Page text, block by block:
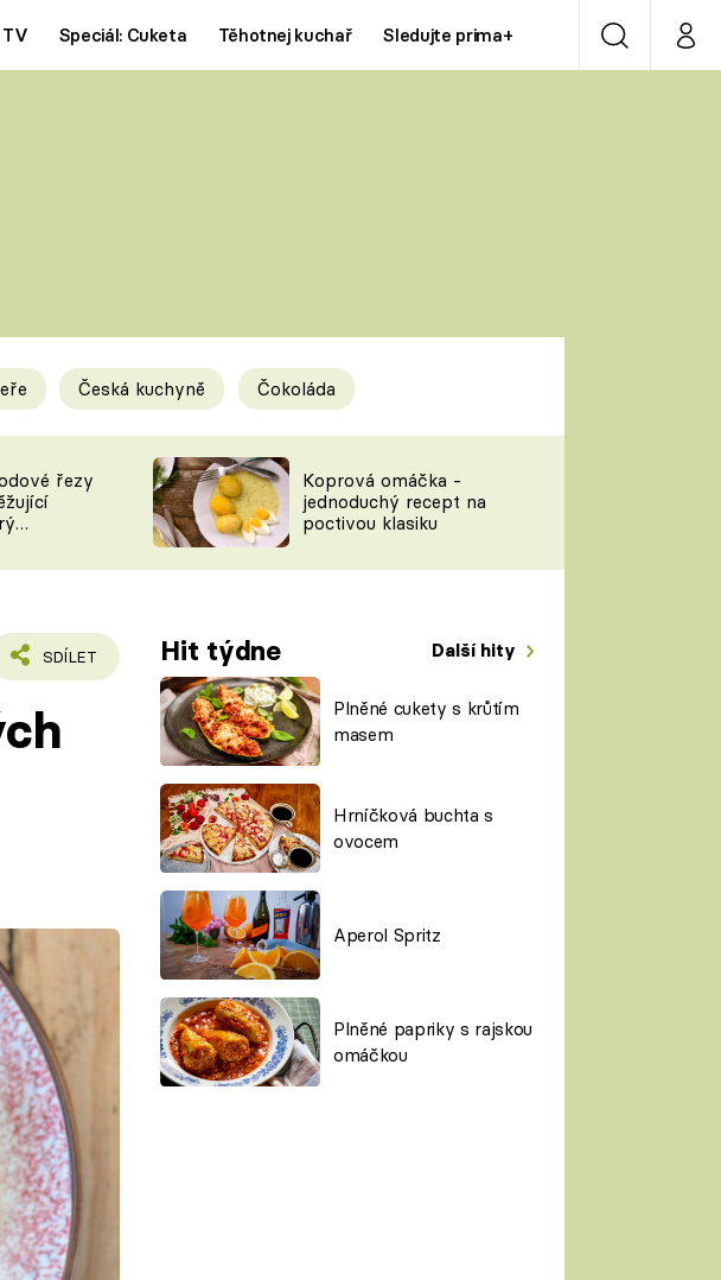
Speciál: Cuketa Těhotnej kuchař Sledujte prima+ VyhledáváníMůj
Novinky
ŠÉFREDAKTORKY
ČASOPIS
Prima LAJK
Sledujte nás
Česká kuchyně Čokoláda
řezy
Koprová omáčka -
jednoduchý recept na
poctivou klasiku
SDÍLET Hit týdne Další hity
Plněné cukety s krůtím
masem
Hrníčková buchta s
ovocem
Aperol Spritz
Plněné papriky s rajskou
omáčkou